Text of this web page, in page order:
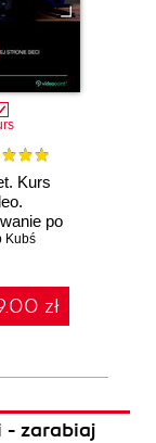
Kurs
po
stronie
Kubś
zł
- zarabiaj